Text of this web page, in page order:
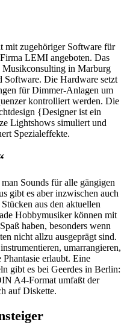
mit zugehöriger Software für
LEMI angeboten. Das
in Marburg
Software. Die Hardware setzt
für Dimmer-Anlagen um
kontrolliert werden. Die
{Designer ist ein
Lightshows simuliert und
Spezialeffekte.
Sounds für alle gängigen
gibt es aber inzwischen auch
aus den aktuellen
Hobbymusiker können mit
haben, besonders wenn
nicht allzu ausgeprägt sind.
umarrangieren,
erlaubt. Eine
gibt es bei Geerdes in Berlin:
A4-Format umfaßt der
auf Diskette.